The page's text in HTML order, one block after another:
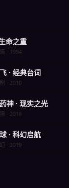
命之重
· 1994
· 经典台词
· 2010
神 · 现实之光
· 2018
· 科幻启航
· 2019